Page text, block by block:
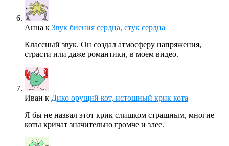
Анна к Звук биения сердца, стук сердца
Классный звук. Он создал атмосферу напряжения,
страсти или даже романтики, в моем видео.
Иван к Дико орущий кот, истошный крик кота
Я бы не назвал этот крик слишком страшным, многие
коты кричат значительно громче и злее.